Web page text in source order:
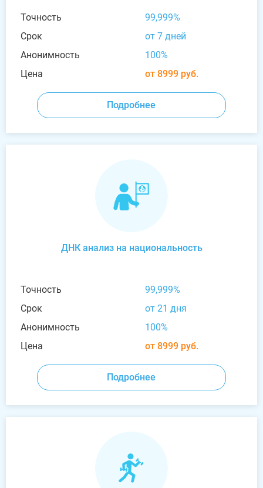
Точность
99,999%
Срок
от 7 дней
Анонимность
100%
Цена
от 8999 руб.
Подробнее
ДНК анализ на национальность
Точность
99,999%
Срок
от 21 дня
Анонимность
100%
Цена
от 8999 руб.
Подробнее